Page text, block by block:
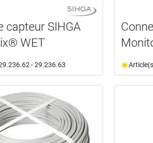
capteur SIHGA
WET
- 29.236.63